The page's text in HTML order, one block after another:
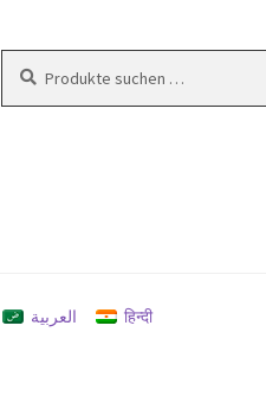
nach:
العربية
हिन्दी